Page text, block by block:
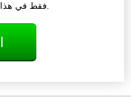
*فقط في هذا الشهر. ليس لإعادة البيع.